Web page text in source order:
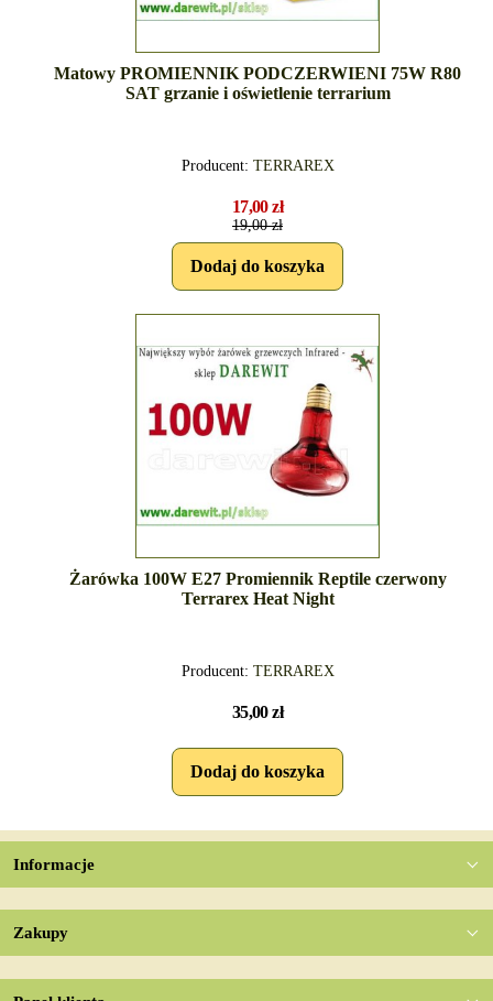
Matowy PROMIENNIK PODCZERWIENI 75W R80
SAT grzanie i oświetlenie terrarium
Producent: TERRAREX
17,00 zł
19,00 zł
Żarówka 100W E27 Promiennik Reptile czerwony
Terrarex Heat Night
Producent: TERRAREX
35,00 zł
Informacje
Zakupy